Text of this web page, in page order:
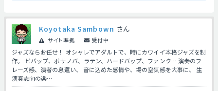
Koyotaka Sambown さん
サイト準拠 受付中
ジャズならお任せ！ オシャレでアダルトで、時にカワイイ本格ジャズを制
作。 ビバップ、ボサノバ、ラテン、ハードバップ、ファンク… 演奏のフ
レーズ感、演者の息遣い、 音に込めた感情や、場の空気感を大事に、 生
演奏志向の楽…